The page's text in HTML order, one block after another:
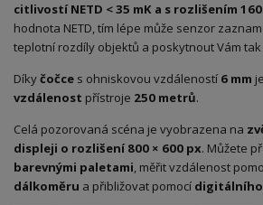
citlivostí NETD < 35 mK a s rozlišením
hodnota NETD, tím lépe může senzor
teplotní rozdíly objektů a poskytnout Vám
Díkyčočce s ohniskovou vzdáleností 6 mm je
vzdálenost přístroje 250 metrů.
Celá pozorovaná scéna je vyobrazena na
displeji o rozlišení 800 × 600 px. Můžete
barevnými paletami, měřit vzdálenost
dálkoměru a přibližovat pomocí digitálního